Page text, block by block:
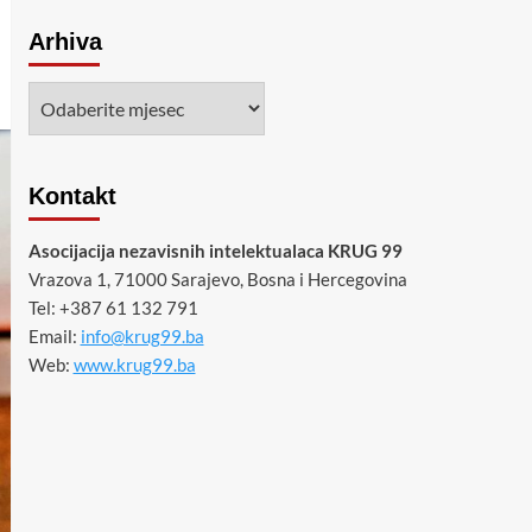
Arhiva
Kontakt
Asocijacija nezavisnih intelektualaca KRUG 99
Vrazova 1, 71000 Sarajevo, Bosna i Hercegovina
Tel: +387 61 132 791
Email: info@krug99.ba
Web: www.krug99.ba